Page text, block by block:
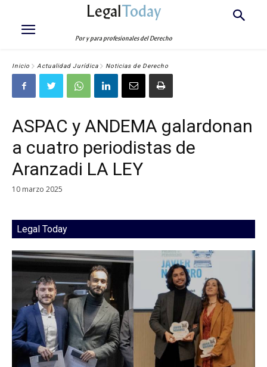
LegalToday
Por y para profesionales del Derecho
Inicio Actualidad Jurídica Noticias de Derecho
ASPAC y ANDEMA galardonan
a cuatro periodistas de
Aranzadi LA LEY
10 marzo 2025
Legal Today